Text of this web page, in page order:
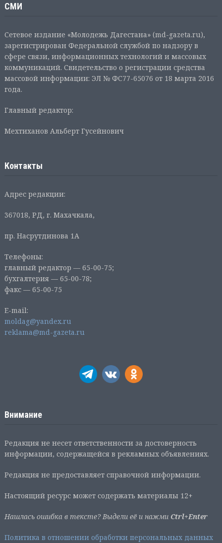
СМИ
Сетевое издание «Молодежь Дагестана» (md-gazeta.ru),
зарегистрирован Федеральной службой по надзору в
сфере связи, информационных технологий и массовых
коммуникаций. Свидетельство о регистрации средства
массовой информации: ЭЛ № ФС77-65076 от 18 марта 2016
года.
Главный редактор:
Мехтиханов Альберт Гусейнович
Контакты
Адрес редакции:
367018, РД, г. Махачкала,
пр. Насрутдинова 1А
Телефоны:
главный редактор — 65-00-75;
бухгалтерия — 65-00-78;
факс — 65-00-75
E-mail:
moldag@yandex.ru
reklama@md-gazeta.ru
Внимание
Редакция не несет ответственности за достоверность
информации, содержащейся в рекламных объявлениях.
Редакция не предоставляет справочной информации.
Настоящий ресурс может содержать материалы 12+
Нашлась ошибка в тексте? Выдели её и нажми Ctrl+Enter
Политика в отношении обработки персональных данных